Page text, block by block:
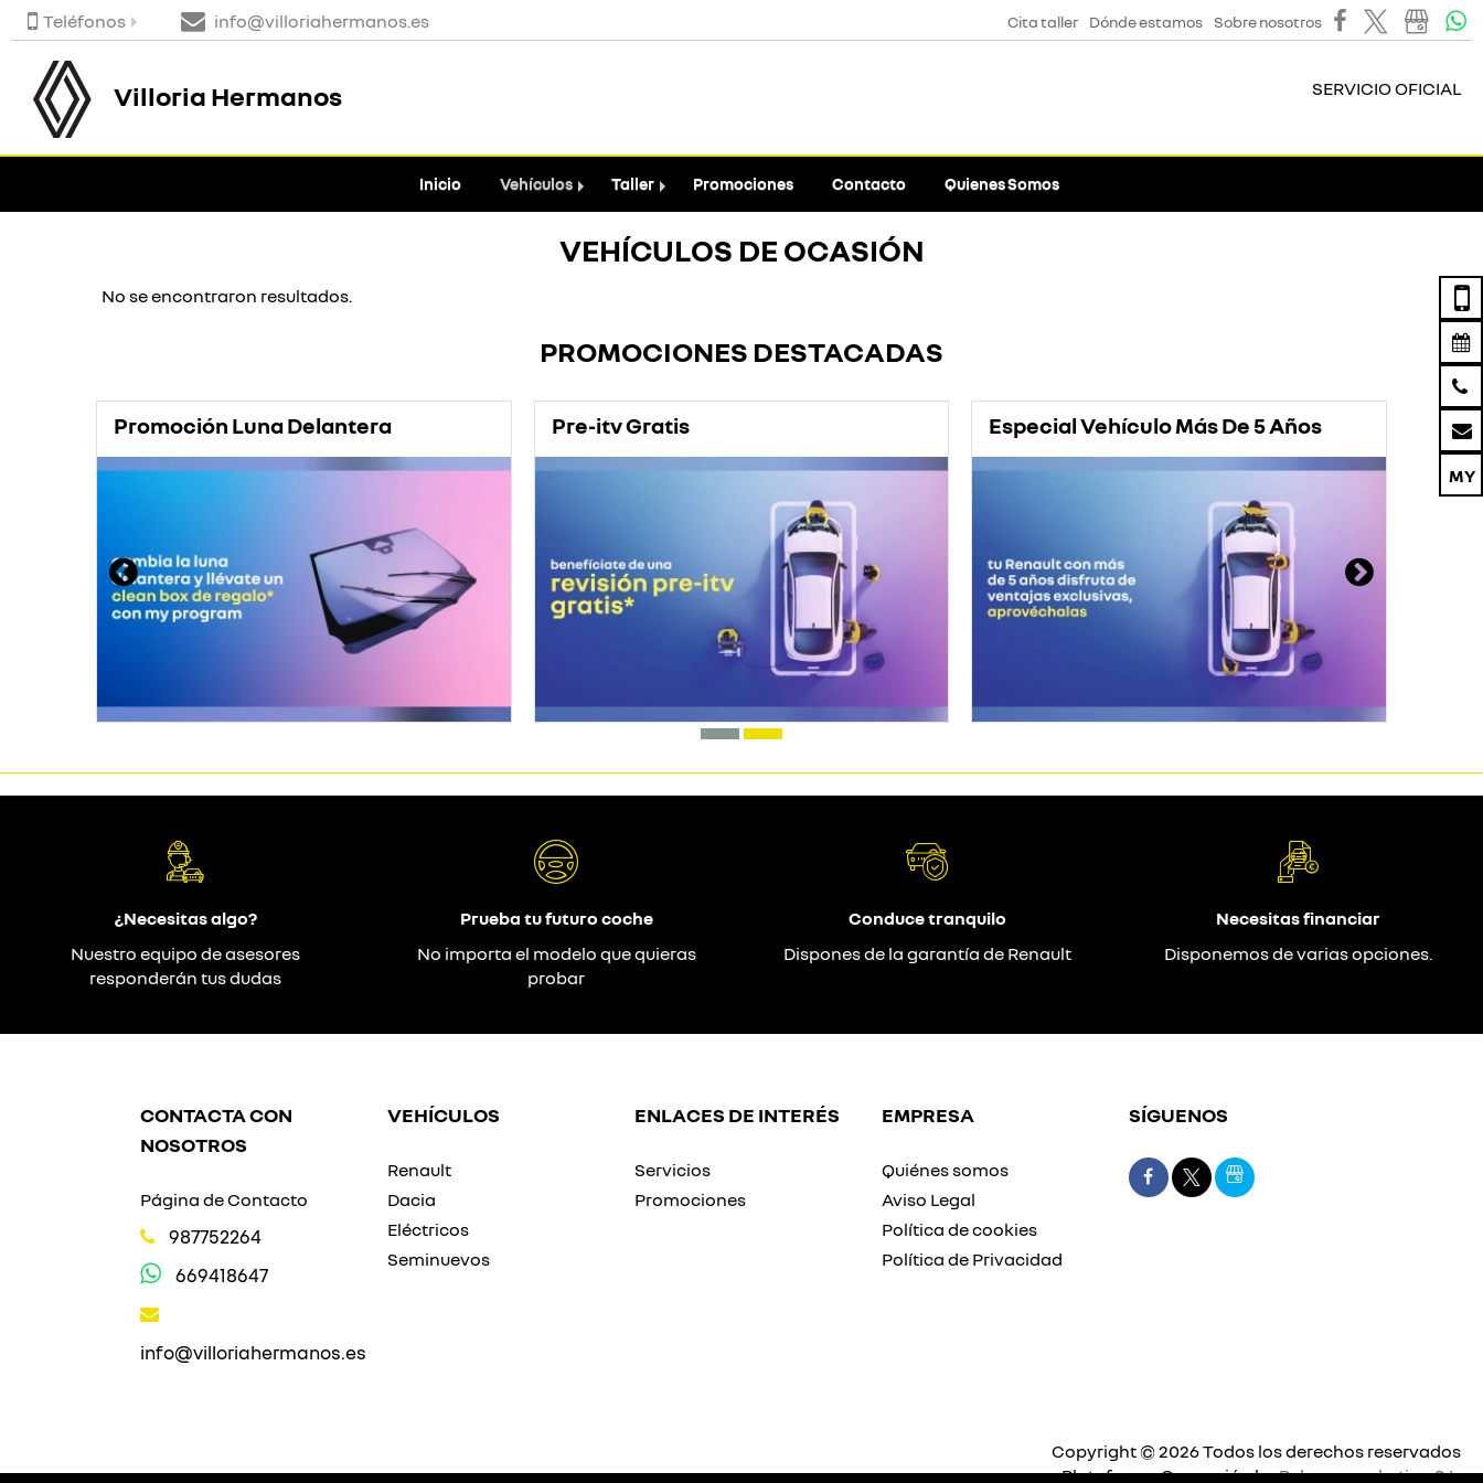
Teléfonos info@villoriahermanos.es Cita taller Dónde estamos Sobre nosotros
Villoria Hermanos SERVICIO OFICIAL
Inicio Vehículos Taller Promociones Contacto Quienes Somos
VEHÍCULOS DE OCASIÓN
No se encontraron resultados.
PROMOCIONES DESTACADAS
Promoción Luna Delantera Pre-itv Gratis Especial Vehículo Más De 5 Años
¿Necesitas algo?
Nuestro equipo de asesores
responderán tus dudas
Prueba tu futuro coche
No importa el modelo que quieras
probar
Conduce tranquilo
Dispones de la garantía de Renault
Necesitas financiar
Disponemos de varias opciones.
CONTACTA CON
NOSOTROS
Página de Contacto
987752264
669418647
info@villoriahermanos.es
VEHÍCULOS
Renault
Dacia
Eléctricos
Seminuevos
ENLACES DE INTERÉS
Servicios
Promociones
EMPRESA
Quiénes somos
Aviso Legal
Política de cookies
Política de Privacidad
SÍGUENOS
Copyright © 2026 Todos los derechos reservados
Plataforma Concesión byReleasemarketing S.L.